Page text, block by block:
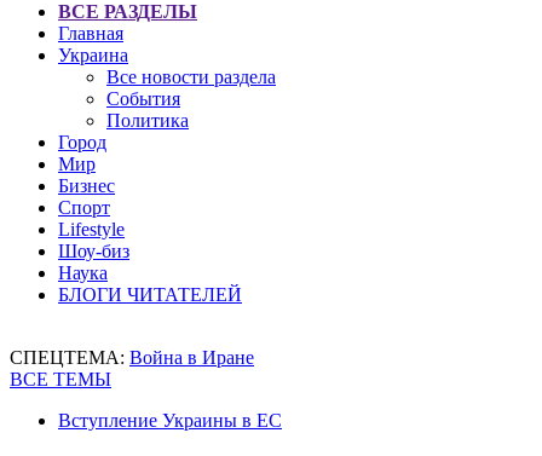
ВСЕ РАЗДЕЛЫ
Главная
Украина
Все новости раздела
События
Политика
Город
Мир
Бизнес
Спорт
Lifestyle
Шоу-биз
Наука
БЛОГИ ЧИТАТЕЛЕЙ
СПЕЦТЕМА: Война в Иране
ВСЕ ТЕМЫ
Вступление Украины в ЕС